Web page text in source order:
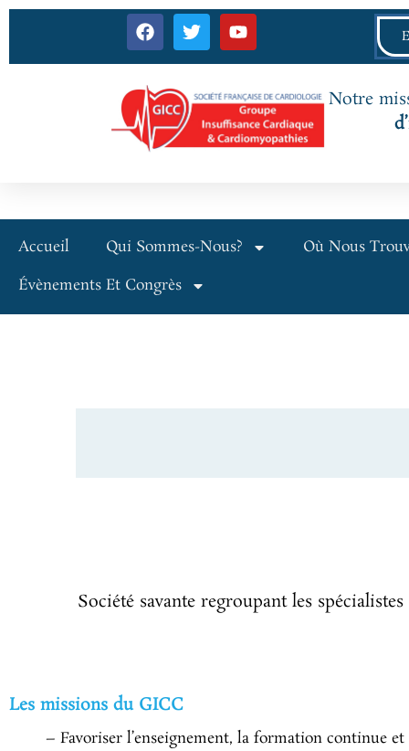
Notre
Accueil Qui Sommes-Nous?
Où Nous
Évènements Et Congrès
Société savante regroupant les
Les missions du GICC
– Favoriser l’enseignement, la formation continue